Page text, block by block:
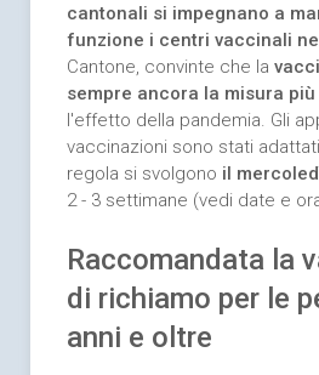
cantonali si impegnano a
funzione i centri vaccinali
Cantone, convinte che la
sempre ancora la misura
l'effetto della pandemia. Gli
vaccinazioni sono stati
regola si svolgono il
2 - 3 settimane (vedi date e
Raccomandata la
di richiamo per le
anni e oltre